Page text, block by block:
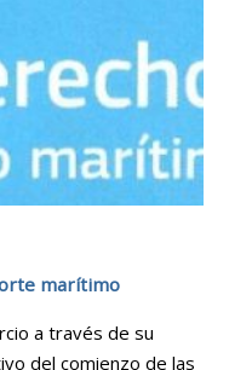
marítimo
a través de su
del comienzo de las